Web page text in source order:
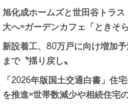
旭化成ホームズと世田谷トラ
大へ=ガーデンカフェ「ときそ
新設着工、80万戸に向け増加
まで〝揺り戻し〟
「2026年版国土交通白書」住
を推進=世帯数減少や相続住宅